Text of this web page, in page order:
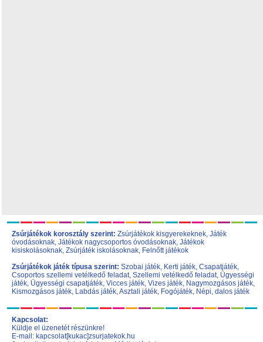
Zsúrjátékok korosztály szerint: Zsúrjátékok kisgyerekeknek, Játék
óvodásoknak, Játékok nagycsoportos óvodásoknak, Játékok
kisiskolásoknak, Zsúrjáték iskolásoknak, Felnőtt játékok
Zsúrjátékok játék típusa szerint: Szobai játék, Kerti játék, Csapatjáték,
Csoportos szellemi vetélkedő feladat, Szellemi vetélkedő feladat, Ügyességi
játék, Ügyességi csapatjáték, Vicces játék, Vizes játék, Nagymozgásos játék,
Kismozgásos játék, Labdás játék,Asztali játék, Fogójáték, Népi, dalos játék
Kapcsolat:
Küldje el üzenetét részünkre!
E-mail: kapcsolat[kukac]zsurjatekok.hu